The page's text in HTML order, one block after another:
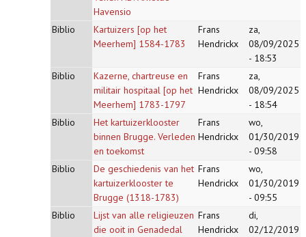
Havensio
Biblio
Kartuizers [op het
Meerhem] 1584-1783
Frans
Hendrickx
za,
08/09/2025
- 18:53
Biblio
Kazerne, chartreuse en
militair hospitaal [op het
Meerhem] 1783-1797
Frans
Hendrickx
za,
08/09/2025
- 18:54
Biblio
Het kartuizerklooster
binnen Brugge. Verleden
en toekomst
Frans
Hendrickx
wo,
01/30/2019
- 09:58
Biblio
De geschiedenis van het
kartuizerklooster te
Brugge (1318-1783)
Frans
Hendrickx
wo,
01/30/2019
- 09:55
Biblio
Lijst van alle religieuzen
die ooit in Genadedal
Frans
Hendrickx
di,
02/12/2019